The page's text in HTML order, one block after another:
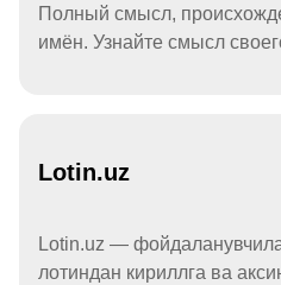
Полный смысл,
имён. Узнайте смысл
Lotin.uz
Lotin.uz —
лотиндан кириллга ва